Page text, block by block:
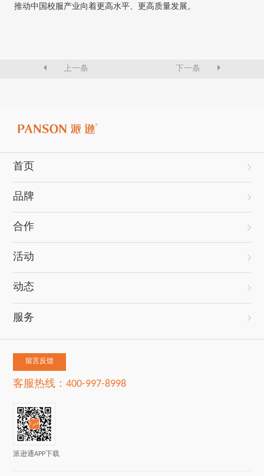
推动中国校服产业向着更高水平、更高质量发展。
上一条 下一条
首页
品牌
合作
活动
动态
服务
留言反馈
客服热线：400-997-8998
派逊通APP下载